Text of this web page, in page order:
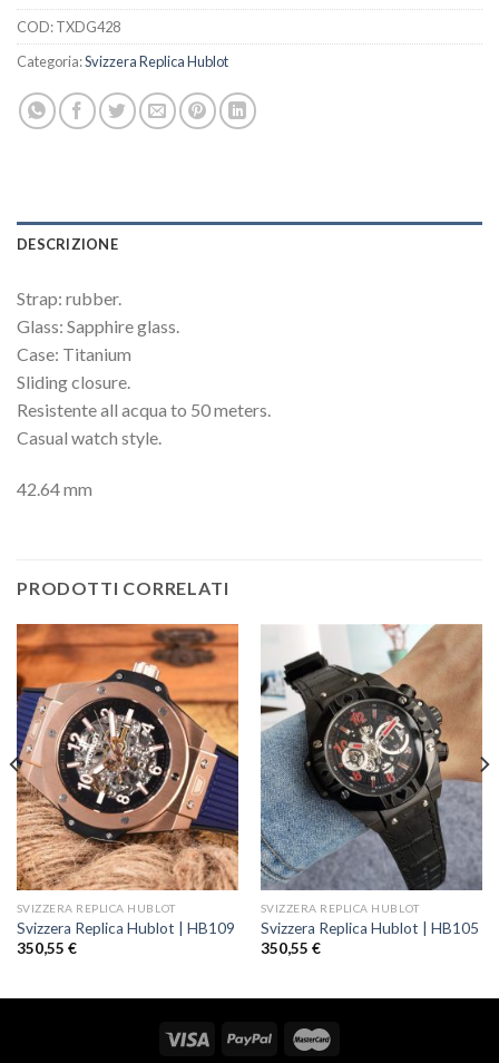
COD:TXDG428
Categoria:Svizzera Replica Hublot
DESCRIZIONE
Strap: rubber.
Glass: Sapphire glass.
Case: Titanium
Sliding closure.
Resistente all acqua to 50 meters.
Casual watch style.
42.64 mm
PRODOTTI CORRELATI
SVIZZERA REPLICA HUBLOT
Svizzera Replica Hublot | HB109
350,55 €
SVIZZERA REPLICA HUBLOT
Svizzera Replica Hublot | HB105
350,55 €